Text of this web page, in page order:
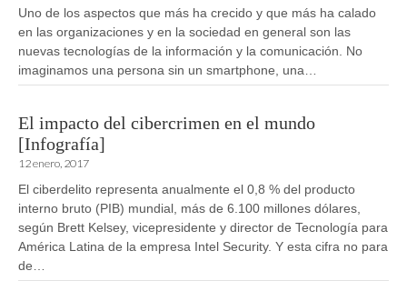
Uno de los aspectos que más ha crecido y que más ha calado
en las organizaciones y en la sociedad en general son las
nuevas tecnologías de la información y la comunicación. No
imaginamos una persona sin un smartphone, una…
El impacto del cibercrimen en el mundo
[Infografía]
12 enero, 2017
El ciberdelito representa anualmente el 0,8 % del producto
interno bruto (PIB) mundial, más de 6.100 millones dólares,
según Brett Kelsey, vicepresidente y director de Tecnología para
América Latina de la empresa Intel Security. Y esta cifra no para
de…